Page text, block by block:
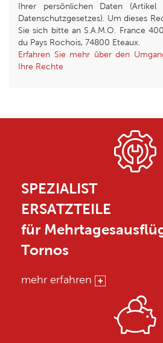
Ihrer persönlichen Daten (Artikel
Datenschutzgesetzes). Um dieses
Sie sich bitte an S.A.M.O. France
du Pays Rochois, 74800 Eteaux.
Erfahren Sie mehr über den
Ihre Rechte
SPEZIALIST
ERSATZTEILE
für
Tornos
mehr erfahren